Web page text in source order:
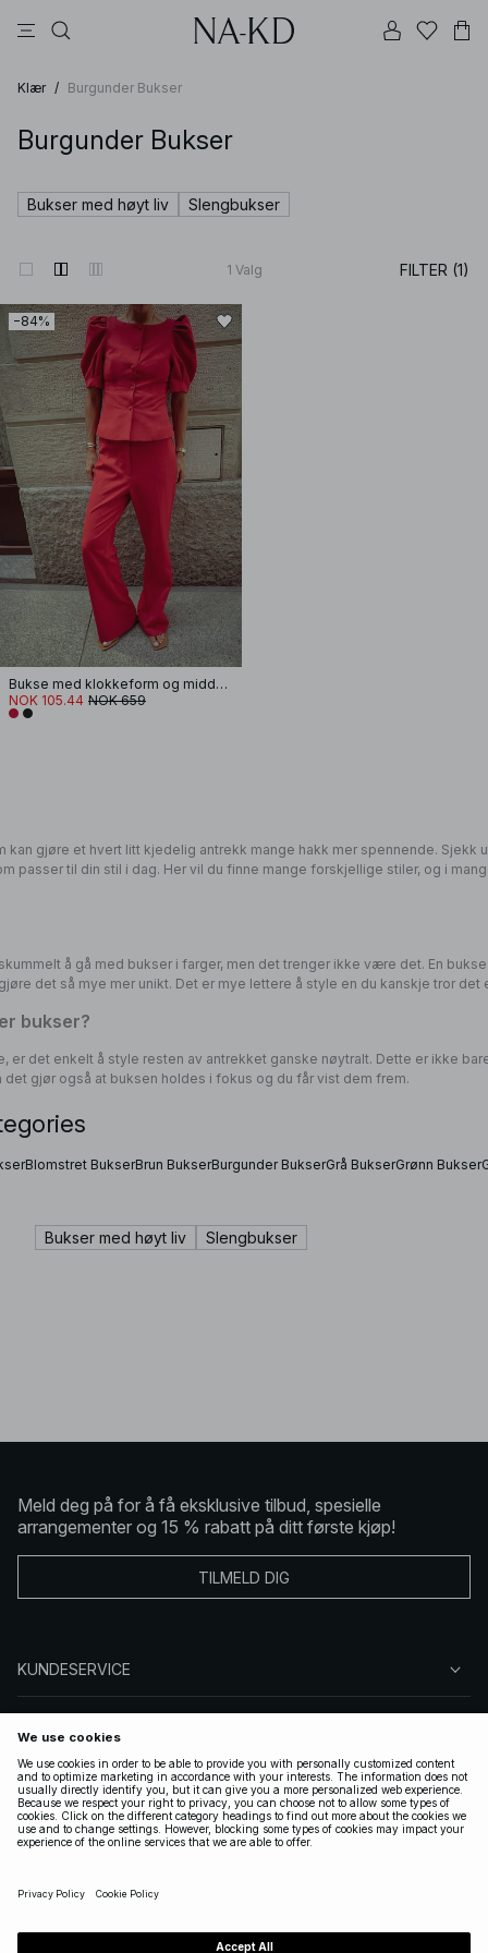
Klær / Burgunder Bukser
Burgunder Bukser
Bukser med høyt liv Slengbukser
1 Valg FILTER (1)
−84%
Bukse med klokkeform og middels liv
NOK 105.44 NOK 659
kan gjøre et hvert litt kjedelig antrekk mange hakk mer spennende. Sjekk
passer til din stil i dag. Her vil du finne mange forskjellige stiler, og i
å gå med bukser i farger, men det trenger ikke være det. En
det så mye mer unikt. Det er mye lettere å style en du kanskje tror det
bukser?
er det enkelt å style resten av antrekket ganske nøytralt. Dette er ikke
det gjør også at buksen holdes i fokus og du får vist dem frem.
Blomstret BukserBrun BukserBurgunder BukserGrå BukserGrønn Bukser
Bukser med høyt liv Slengbukser
Meld deg på for å få eksklusive tilbud, spesielle
arrangementer og 15 % rabatt på ditt første kjøp!
TILMELD DIG
KUNDESERVICE
FØLG OSS
LOVLIG